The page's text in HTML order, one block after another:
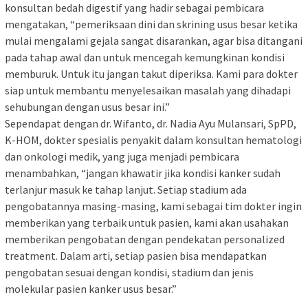
konsultan bedah digestif yang hadir sebagai pembicara
mengatakan, “pemeriksaan dini dan skrining usus besar ketika
mulai mengalami gejala sangat disarankan, agar bisa ditangani
pada tahap awal dan untuk mencegah kemungkinan kondisi
memburuk. Untuk itu jangan takut diperiksa. Kami para dokter
siap untuk membantu menyelesaikan masalah yang dihadapi
sehubungan dengan usus besar ini.”
Sependapat dengan dr. Wifanto, dr. Nadia Ayu Mulansari, SpPD,
K-HOM, dokter spesialis penyakit dalam konsultan hematologi
dan onkologi medik, yang juga menjadi pembicara
menambahkan, “jangan khawatir jika kondisi kanker sudah
terlanjur masuk ke tahap lanjut. Setiap stadium ada
pengobatannya masing-masing, kami sebagai tim dokter ingin
memberikan yang terbaik untuk pasien, kami akan usahakan
memberikan pengobatan dengan pendekatan personalized
treatment. Dalam arti, setiap pasien bisa mendapatkan
pengobatan sesuai dengan kondisi, stadium dan jenis
molekular pasien kanker usus besar.”